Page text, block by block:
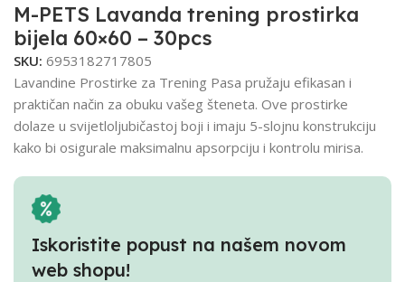
M-PETS Lavanda trening prostirka
bijela 60×60 – 30pcs
SKU: 6953182717805
Lavandine Prostirke za Trening Pasa pružaju efikasan i
praktičan način za obuku vašeg šteneta. Ove prostirke
dolaze u svijetloljubičastoj boji i imaju 5-slojnu konstrukciju
kako bi osigurale maksimalnu apsorpciju i kontrolu mirisa.
Iskoristite popust na našem novom
web shopu!